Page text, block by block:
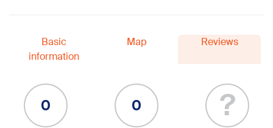
Basic
information
Map Reviews
0 0 ?